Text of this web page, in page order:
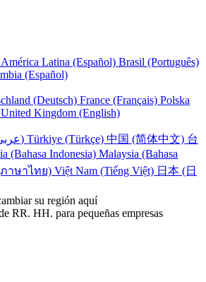
América Latina (Español) Brasil (Português)
(Español)
(Deutsch) France (Français) Polska
United Kingdom (English)
UAE (عربي) Türkiye (Türkçe) 中国 (简体中文) 台
(Bahasa Indonesia) Malaysia (Bahasa
าษาไทย) Việt Nam (Tiếng Việt) 日本 (日
su región aquí
RR. HH. para pequeñas empresas